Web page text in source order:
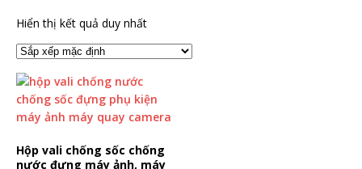
Hiển thị kết quả duy nhất
Hộp vali chống sốc chống
nước đựng máy ảnh, máy